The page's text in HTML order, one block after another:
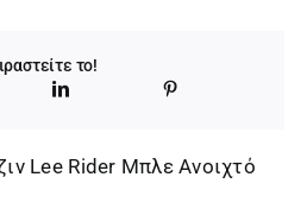
το!
Lee Rider Μπλε Ανοιχτό